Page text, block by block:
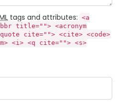
tags and attributes: <a
title=""> <acronym
cite=""> <cite> <code>
<i> <q cite=""> <s>